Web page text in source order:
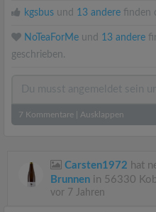
kgsbus und 13 andere finden
NoTeaForMe und 13 andere
geschrieben.
7 Kommentare Ausklappen
Carsten1972 hat
Brunnen in 56330
vor 7 Jahren